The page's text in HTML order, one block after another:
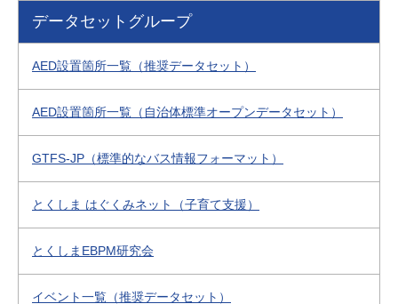
データセットグループ
AED設置箇所一覧（推奨データセット）
AED設置箇所一覧（自治体標準オープンデータセット）
GTFS-JP（標準的なバス情報フォーマット）
とくしま はぐくみネット（子育て支援）
とくしまEBPM研究会
イベント一覧（推奨データセット）